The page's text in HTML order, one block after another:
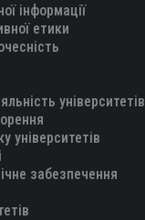
інформації
етики
університетів
університетів
забезпечення